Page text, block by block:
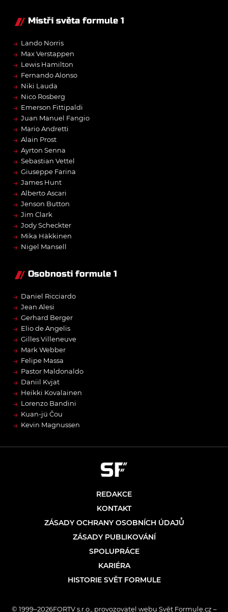
Mistři světa formule 1
→ Lando Norris
→ Max Verstappen
→ Lewis Hamilton
→ Fernando Alonso
→ Niki Lauda
→ Nico Rosberg
→ Emerson Fittipaldi
→ Juan Manuel Fangio
→ Mario Andretti
→ Alain Prost
→ Ayrton Senna
→ Sebastian Vettel
→ Giuseppe Farina
→ James Hunt
→ Alberto Ascari
→ Jenson Button
→ Jim Clark
→ Jody Scheckter
→ Mika Häkkinen
→ Nigel Mansell
Osobnosti formule 1
→ Daniel Ricciardo
→ Jean Alesi
→ Gerhard Berger
→ Elio de Angelis
→ Gilles Villeneuve
→ Mark Webber
→ Felipe Massa
→ Pastor Maldonaldo
→ Daniil Kvjat
→ Heikki Kovalainen
→ Lorenzo Bandini
→ Kuan-jü Čou
→ Kevin Magnussen
REDAKCE
KONTAKT
ZÁSADY OCHRANY OSOBNÍCH ÚDAJŮ
ZÁSADY PUBLIKOVÁNÍ
SPOLUPRÁCE
KARIÉRA
HISTORIE SVĚT FORMULE
© 1999–2026FORTV s.r.o., provozovatel webu Svět Formule.cz –